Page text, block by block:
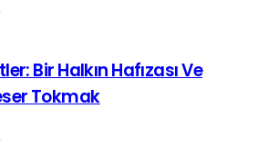
Bir Halkın Hafızası Ve
Tokmak